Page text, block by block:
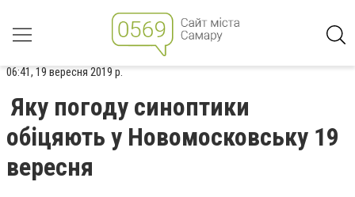
06:41, 19 вересня 2019 р.
Яку погоду синоптики
обіцяють у Новомосковську 19
вересня